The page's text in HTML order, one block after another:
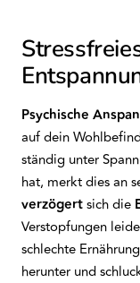
Psychische
auf dein
ständig unter
hat, merkt dies an
verzögertsich die
Verstopfungen
schlechte
herunter und